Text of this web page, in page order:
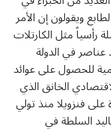
ويقولون إن الأمر
رأسياً مثل الكارتلات
في الدولة
للحصول على عوائد
الخانق الذي
فنزويلا منذ تولي
السلطة في